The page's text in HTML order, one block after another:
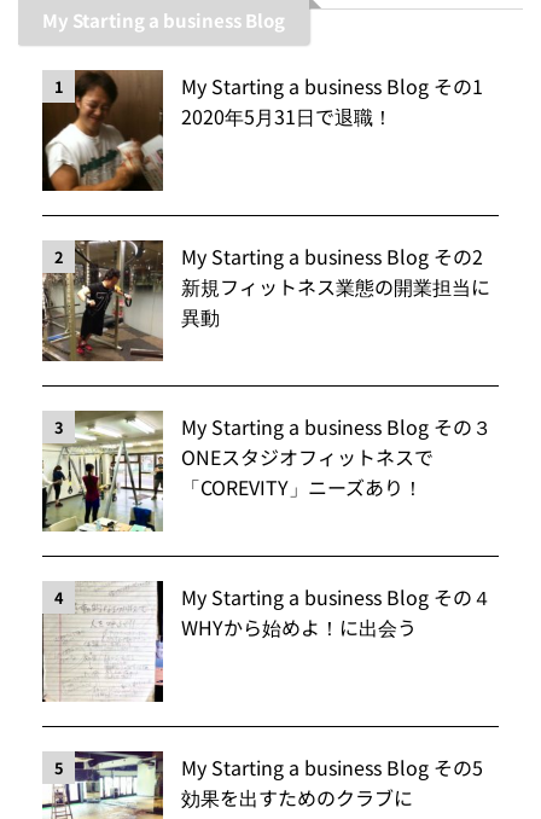
My Starting a business Blog
1
My Starting a business Blog その1
2020年5月31日で退職！
2
My Starting a business Blog その2
新規フィットネス業態の開業担当に
異動
3
My Starting a business Blog その３
ONEスタジオフィットネスで
「COREVITY」ニーズあり！
4
My Starting a business Blog その４
WHYから始めよ！に出会う
5
My Starting a business Blog その5
効果を出すためのクラブに